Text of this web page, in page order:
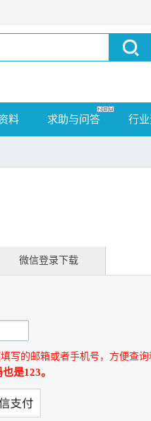
料 求助与问答 行
微信登录下载
写的邮箱或者手机号，方便查询
是123。